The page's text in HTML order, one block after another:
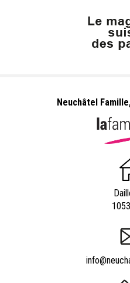
Neuchâtel